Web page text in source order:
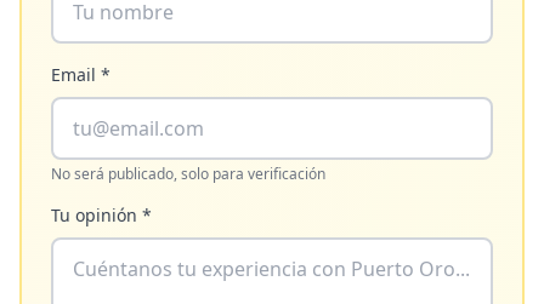
Email *
No será publicado, solo para verificación
Tu opinión *